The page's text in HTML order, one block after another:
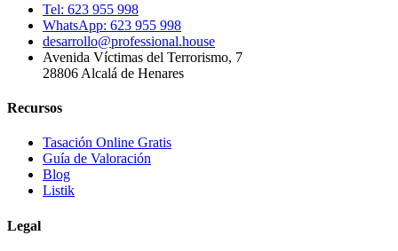
Tel: 623 955 998
WhatsApp: 623 955 998
desarrollo@professional.house
Avenida Víctimas del Terrorismo, 7
28806 Alcalá de Henares
Recursos
Tasación Online Gratis
Guía de Valoración
Blog
Listik
Legal